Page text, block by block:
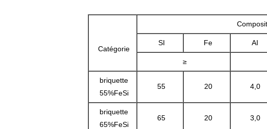
Catégorie
SI Fe AI
≥
briquette
55%FeSi
55 20 4,0
briquette
65%FeSi
65 20 3,0